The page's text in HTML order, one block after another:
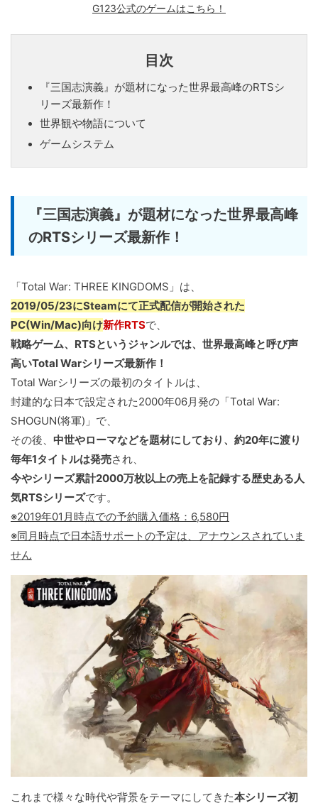
G123公式のゲームはこちら！
目次
『三国志演義』が題材になった世界最高峰のRTSシ
リーズ最新作！
世界観や物語について
ゲームシステム
『三国志演義』が題材になった世界最高峰
のRTSシリーズ最新作！
「Total War: THREE KINGDOMS」は、
2019/05/23にSteamにて正式配信が開始された
PC(Win/Mac)向け新作RTSで、
戦略ゲーム、RTSというジャンルでは、世界最高峰と呼び声
高いTotal Warシリーズ最新作！
Total Warシリーズの最初のタイトルは、
封建的な日本で設定された2000年06月発の「Total War:
SHOGUN(将軍)」で、
その後、 中世やローマなどを題材にしており、約20年に渡り
毎年1タイトルは発売され、
今やシリーズ累計2000万枚以上の売上を記録する歴史ある人
気RTSシリーズです。
※2019年01月時点での予約購入価格：6,580円
※同月時点で日本語サポートの予定は、アナウンスされていま
せん
これまで様々な時代や背景をテーマにしてきた本シリーズ初